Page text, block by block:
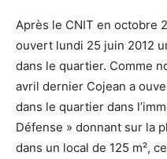
Après le CNIT en octobre
ouvert lundi 25 juin 2012
dans le quartier. Comme
avril dernier Cojean a
dans le quartier dans
Défense » donnant sur la
dans un local de 125 m²,